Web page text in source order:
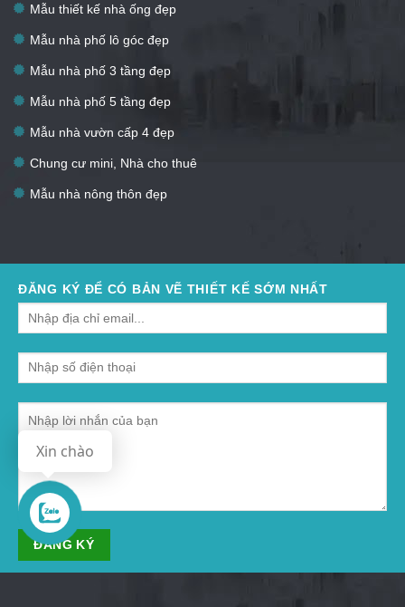
Mẫu thiết kế nhà ống đẹp
Mẫu nhà phố lô góc đẹp
Mẫu nhà phố 3 tầng đẹp
Mẫu nhà phố 5 tầng đẹp
Mẫu nhà vườn cấp 4 đẹp
Chung cư mini, Nhà cho thuê
Mẫu nhà nông thôn đẹp
ĐĂNG KÝ ĐỂ CÓ BẢN VẼ THIẾT KẾ SỚM NHẤT
Xin chào